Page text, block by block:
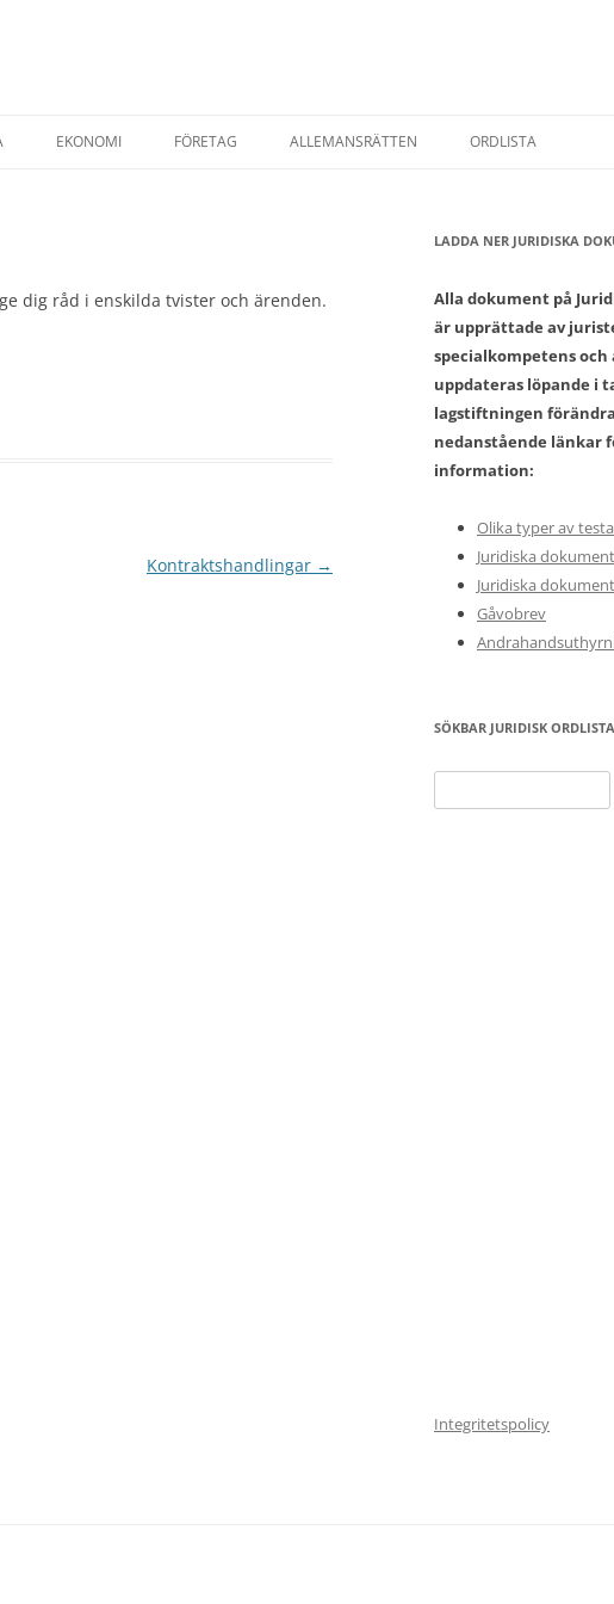
EKONOMI
SKATTER SKATT PRIVATPERSONER
FÖRETAG ALLEMANSRÄTTEN ORDLISTA
dig råd i enskilda tvister och ärenden.
Kontraktshandlingar →
LADDA NER JURIDISKA
Alla dokument på
är upprättade av
specialkompetens och
uppdateras löpande i
lagstiftningen
nedanstående länkar
information:
Olika typer av
Juridiska
Juridiska
Gåvobrev
SÖKBAR JURIDISK
efter:
Integritetspolicy